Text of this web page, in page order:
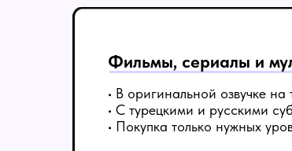
• В оригинальной озвучке на
• С турецкими и русскими
• Покупка только нужных
Фильмы, сериалы и